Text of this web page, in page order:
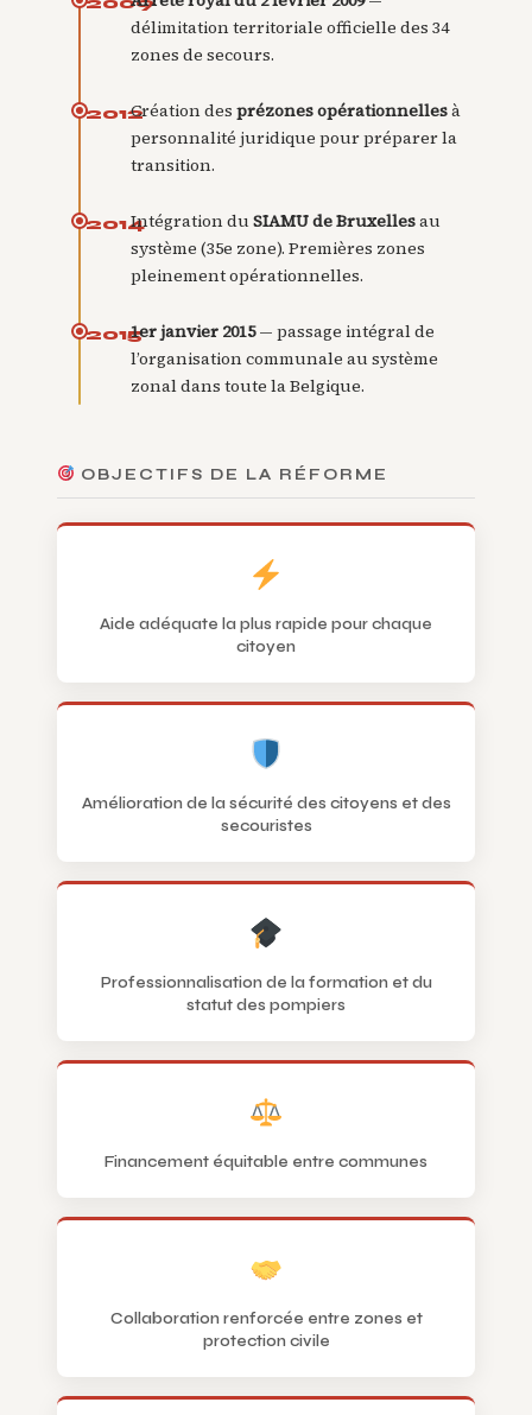
délimitation territoriale officielle des 34
zones de secours.
2012Création des prézones opérationnellesà
personnalité juridique pour préparer la
transition.
2014Intégration du SIAMU de Bruxellesau
système (35e zone). Premières zones
pleinement opérationnelles.
20151er janvier 2015— passage intégral de
l’organisation communale au système
zonal dans toute la Belgique.
OBJECTIFS DE LA RÉFORME
Aide adéquate la plus rapide pour chaque
citoyen
Amélioration de la sécurité des citoyens et des
secouristes
Professionnalisation de la formation et du
statut des pompiers
Financement équitable entre communes
Collaboration renforcée entre zones et
protection civile